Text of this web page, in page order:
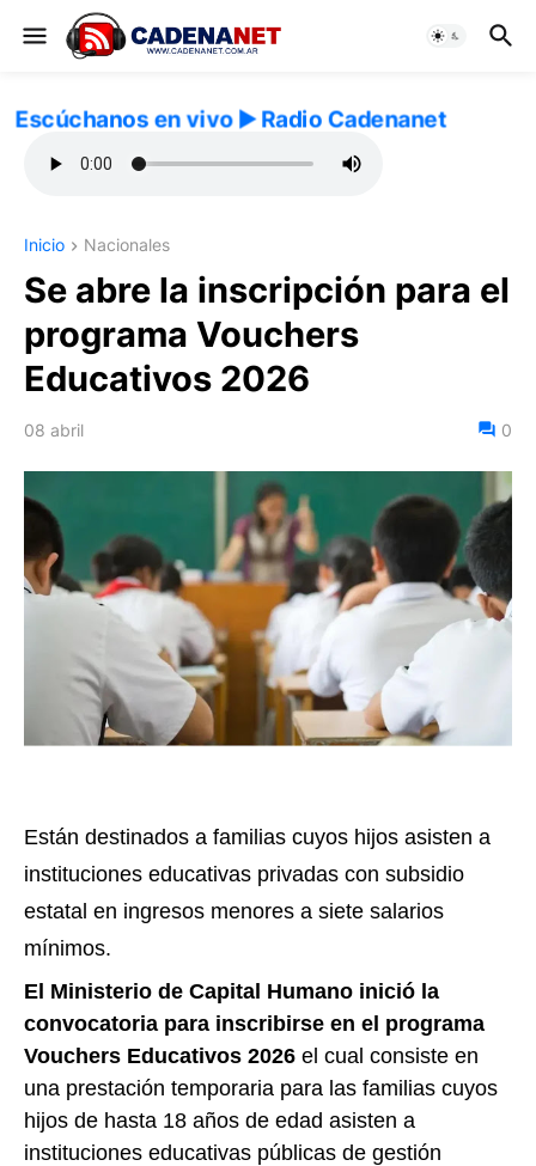
Escúchanos en vivo ▶️ Radio Cadenanet
Inicio Nacionales
Se abre la inscripción para el
programa Vouchers
Educativos 2026
08 abril 0
Están destinados a familias cuyos hijos asisten a
instituciones educativas privadas con subsidio
estatal en ingresos menores a siete salarios
mínimos.
El Ministerio de Capital Humano inició la
convocatoria para inscribirse en el programa
Vouchers Educativos 2026 el cual consiste en
una prestación temporaria para las familias cuyos
hijos de hasta 18 años de edad asisten a
instituciones educativas públicas de gestión